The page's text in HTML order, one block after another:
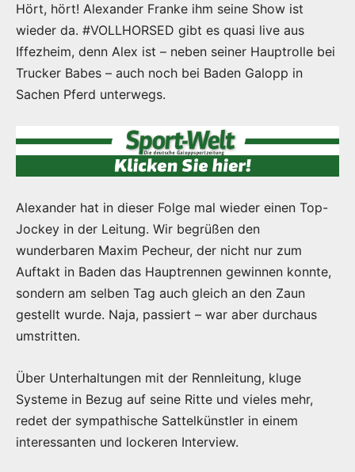
Hört, hört! Alexander Franke ihm seine Show ist
wieder da. #VOLLHORSED gibt es quasi live aus
Iffezheim, denn Alex ist – neben seiner Hauptrolle bei
Trucker Babes – auch noch bei Baden Galopp in
Sachen Pferd unterwegs.
Alexander hat in dieser Folge mal wieder einen Top-
Jockey in der Leitung. Wir begrüßen den
wunderbaren Maxim Pecheur, der nicht nur zum
Auftakt in Baden das Hauptrennen gewinnen konnte,
sondern am selben Tag auch gleich an den Zaun
gestellt wurde. Naja, passiert – war aber durchaus
umstritten.
Über Unterhaltungen mit der Rennleitung, kluge
Systeme in Bezug auf seine Ritte und vieles mehr,
redet der sympathische Sattelkünstler in einem
interessanten und lockeren Interview.